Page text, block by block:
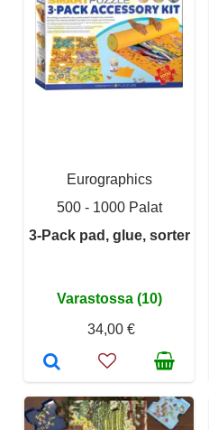
Eurographics
500 - 1000 Palat
3-Pack pad, glue, sorter
Varastossa (10)
34,00 €